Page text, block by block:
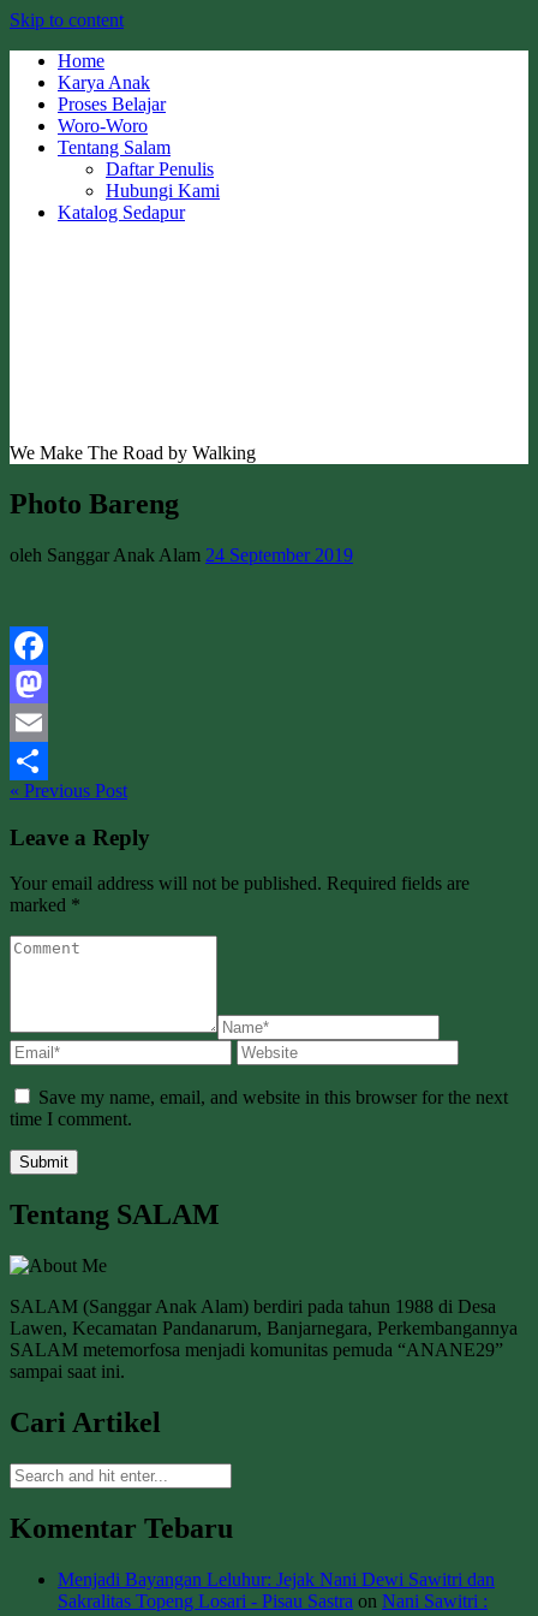
Skip to content
Home
Karya Anak
Proses Belajar
Woro-Woro
Tentang Salam
Daftar Penulis
Hubungi Kami
Katalog Sedapur
We Make The Road by Walking
Photo Bareng
oleh Sanggar Anak Alam 24 September 2019
Facebook
Mastodon
Email
Share
« Previous Post
Leave a Reply
Your email address will not be published. Required fields are
marked *
Save my name, email, and website in this browser for the next
time I comment.
Tentang SALAM
SALAM (Sanggar Anak Alam) berdiri pada tahun 1988 di Desa
Lawen, Kecamatan Pandanarum, Banjarnegara, Perkembangannya
SALAM metemorfosa menjadi komunitas pemuda “ANANE29”
sampai saat ini.
Cari Artikel
Komentar Tebaru
Menjadi Bayangan Leluhur: Jejak Nani Dewi Sawitri dan
Sakralitas Topeng Losari - Pisau Sastra on Nani Sawitri :